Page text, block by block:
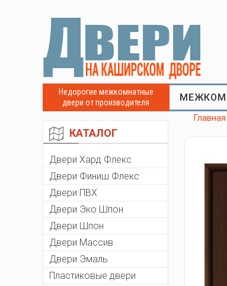
Недорогие межкомнатные
двери от производителя
КАТАЛОГ
Двери Хард Флекс
Двери Финиш Флекс
Двери ПВХ
Двери Эко Шпон
Двери Шпон
Двери Массив
Двери Эмаль
Пластиковые двери
Главная